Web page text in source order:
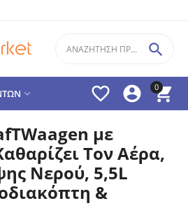
0





με
Τον Αέρα,
Νερού, 5,5L
&